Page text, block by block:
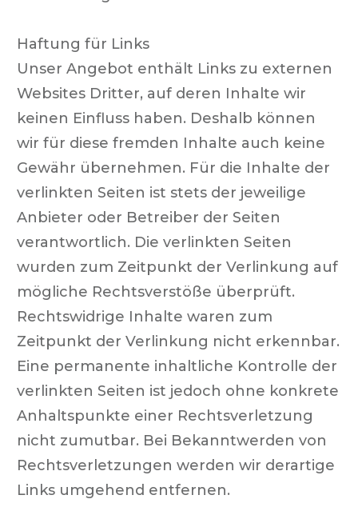
Haftung für Links
Unser Angebot enthält Links zu externen
Websites Dritter, auf deren Inhalte wir
keinen Einfluss haben. Deshalb können
wir für diese fremden Inhalte auch keine
Gewähr übernehmen. Für die Inhalte der
verlinkten Seiten ist stets der jeweilige
Anbieter oder Betreiber der Seiten
verantwortlich. Die verlinkten Seiten
wurden zum Zeitpunkt der Verlinkung auf
mögliche Rechtsverstöße überprüft.
Rechtswidrige Inhalte waren zum
Zeitpunkt der Verlinkung nicht erkennbar.
Eine permanente inhaltliche Kontrolle der
verlinkten Seiten ist jedoch ohne konkrete
Anhaltspunkte einer Rechtsverletzung
nicht zumutbar. Bei Bekanntwerden von
Rechtsverletzungen werden wir derartige
Links umgehend entfernen.